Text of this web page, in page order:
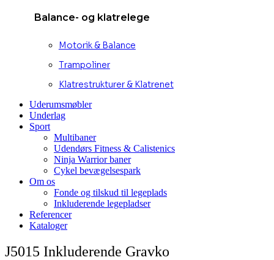
Balance- og klatrelege
Motorik & Balance
Trampoliner
Klatrestrukturer & Klatrenet
Uderumsmøbler
Underlag
Sport
Multibaner
Udendørs Fitness & Calistenics
Ninja Warrior baner
Cykel bevægelsespark
Om os
Fonde og tilskud til legeplads
Inkluderende legepladser
Referencer
Kataloger
J5015 Inkluderende Gravko